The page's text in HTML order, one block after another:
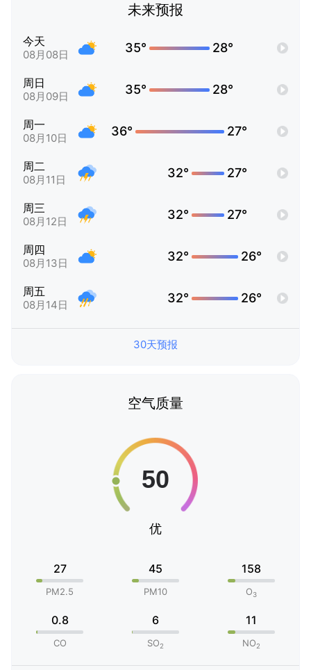
未来预报
今天
08月08日 35° 28°
周日
08月09日 35° 28°
周一
08月10日 36° 27°
周二
08月11日 32° 27°
周三
08月12日 32° 27°
周四
08月13日 32° 26°
周五
08月14日 32° 26°
30天预报
空气质量
优
27
PM2.5
45
PM10
158
O3
0.8
CO
6
SO2
11
NO2